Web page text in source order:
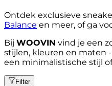
Ontdek exclusieve
Balance en meer, of ga
Bij WOOVIN vind je een
stijlen, kleuren en maten
een minimalistische stijl
Filter